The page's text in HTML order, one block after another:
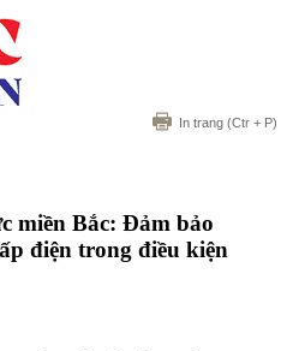
In trang (Ctr + P)
miền Bắc: Đảm bảo
điện trong điều kiện